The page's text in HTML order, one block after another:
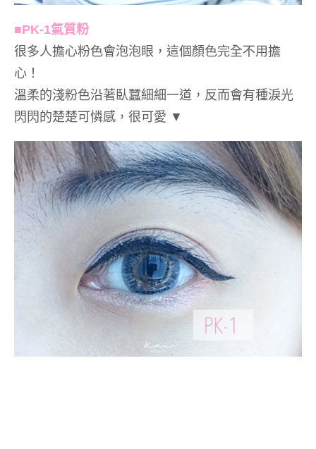
■PK-1氣質粉
很多人擔心粉色會泡泡眼，這個顏色完全不用擔
心！
溫柔的淺粉色沿著臥蠶細細一道，反而會有種淚光
閃閃的楚楚可憐感，很可愛 ▼